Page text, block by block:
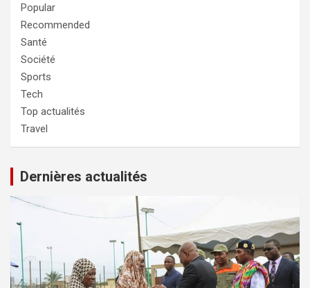
Popular
Recommended
Santé
Société
Sports
Tech
Top actualités
Travel
Dernières actualités